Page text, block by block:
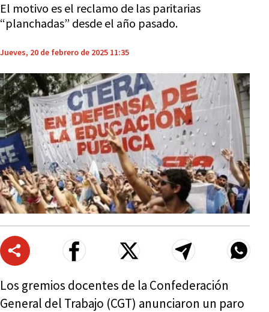
El motivo es el reclamo de las paritarias
“planchadas” desde el año pasado.
Jueves, 20 de febrero de 2025 11:35
Los gremios docentes de la Confederación
General del Trabajo (CGT) anunciaron un paro